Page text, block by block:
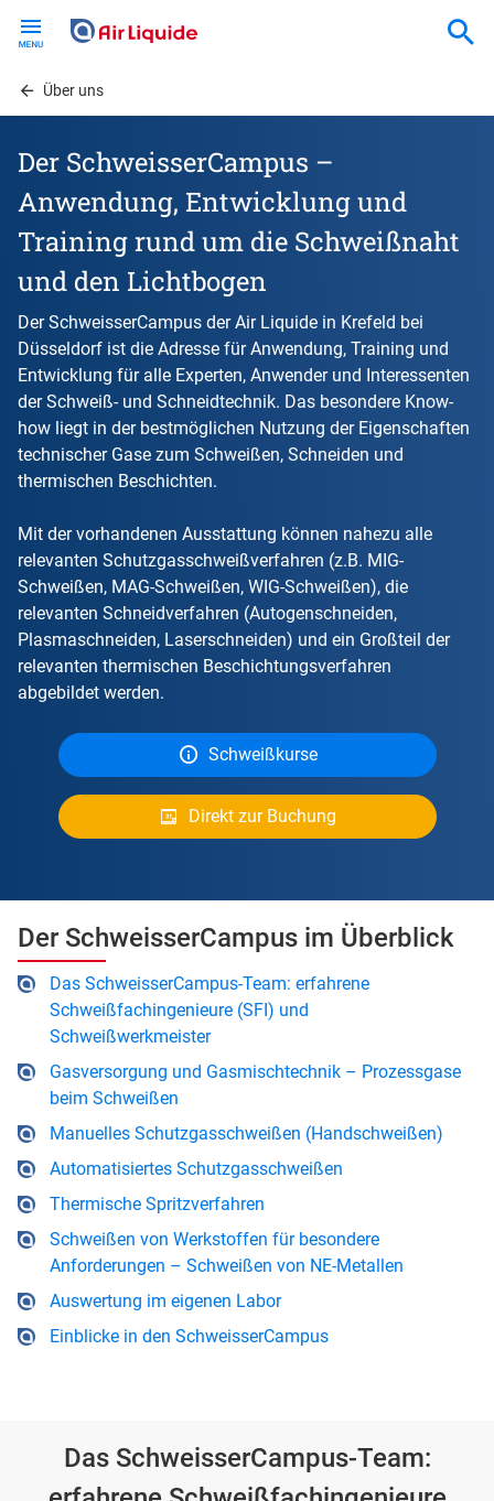
contentÜber uns
Der SchweisserCampus –
Anwendung, Entwicklung und
Training rund um die Schweißnaht
und den Lichtbogen
Der SchweisserCampus der Air Liquide in Krefeld bei
Düsseldorf ist die Adresse für Anwendung, Training und
Entwicklung für alle Experten, Anwender und Interessenten
der Schweiß- und Schneidtechnik. Das besondere Know-
how liegt in der bestmöglichen Nutzung der Eigenschaften
technischer Gase zum Schweißen, Schneiden und
thermischen Beschichten.
Mit der vorhandenen Ausstattung können nahezu alle
relevanten Schutzgasschweißverfahren (z.B. MIG-
Schweißen, MAG-Schweißen, WIG-Schweißen), die
relevanten Schneidverfahren (Autogenschneiden,
Plasmaschneiden, Laserschneiden) und ein Großteil der
relevanten thermischen Beschichtungsverfahren
abgebildet werden.
Schweißkurse
Direkt zur Buchung
Der SchweisserCampus im Überblick
Das SchweisserCampus-Team: erfahrene
Schweißfachingenieure (SFI) und
Schweißwerkmeister
Gasversorgung und Gasmischtechnik – Prozessgase
beim Schweißen
Manuelles Schutzgasschweißen (Handschweißen)
Automatisiertes Schutzgasschweißen
Thermische Spritzverfahren
Schweißen von Werkstoffen für besondere
Anforderungen – Schweißen von NE-Metallen
Auswertung im eigenen Labor
Einblicke in den SchweisserCampus
Das SchweisserCampus-Team: